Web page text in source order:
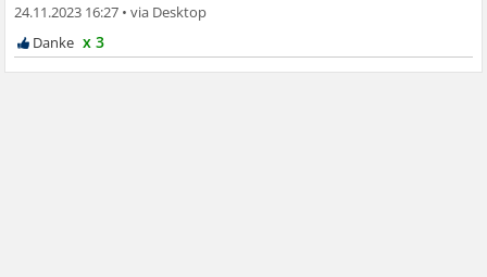
24.11.2023 16:27 •
x 3